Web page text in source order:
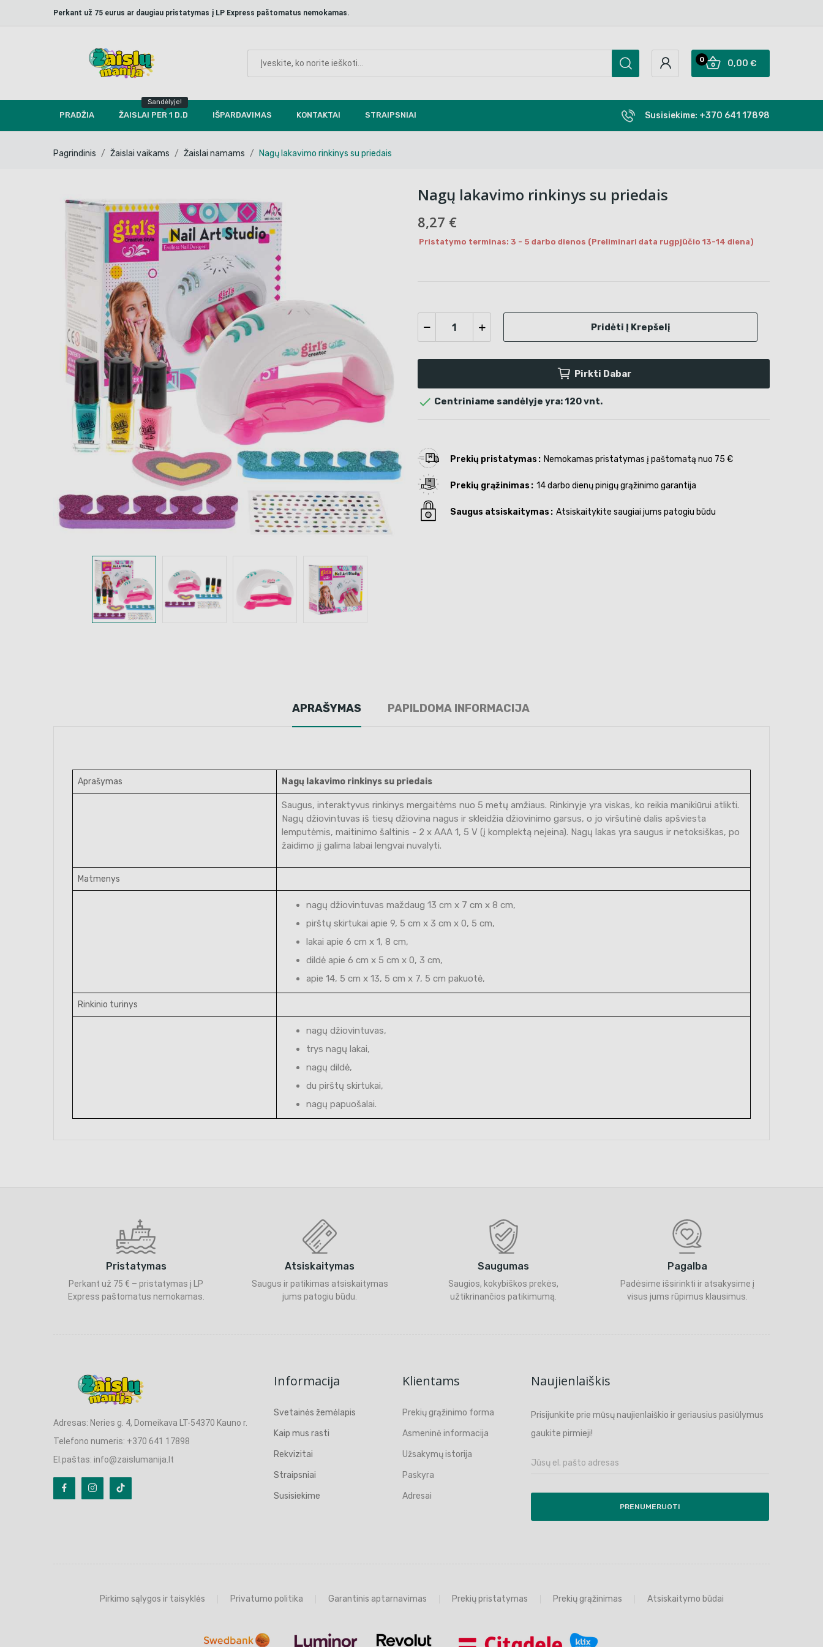
Perkant už 75 eurus ar daugiau pristatymas į LP Express paštomatus nemokamas.
0,00 €
0
PRADŽIA ŽAISLAI PER 1 D.D
Sandėlyje!
IŠPARDAVIMAS KONTAKTAI STRAIPSNIAI Susisiekime: +370 641 17898
Pagrindinis Žaislai vaikams Žaislai namams Nagų lakavimo rinkinys su priedais
Nagų lakavimo rinkinys su priedais
8,27 €
Pristatymo terminas: 3 - 5 darbo dienos (Preliminari data rugpjūčio 13-14 diena)
Pridėti Į Krepšelį
Pirkti Dabar
 Centriniame sandėlyje yra: 120 vnt.
Prekių pristatymas Nemokamas pristatymas į paštomatą nuo 75 €
Prekių grąžinimas 14 darbo dienų pinigų grąžinimo garantija
Saugus atsiskaitymas Atsiskaitykite saugiai jums patogiu būdu
APRAŠYMAS PAPILDOMA INFORMACIJA
Aprašymas Nagų lakavimo rinkinys su priedais
Saugus, interaktyvus rinkinys mergaitėms nuo 5 metų amžiaus. Rinkinyje yra viskas, ko reikia manikiūrui atlikti.
Nagų džiovintuvas iš tiesų džiovina nagus ir skleidžia džiovinimo garsus, o jo viršutinė dalis apšviesta
lemputėmis, maitinimo šaltinis - 2 x AAA 1, 5 V (į komplektą neįeina). Nagų lakas yra saugus ir netoksiškas, po
žaidimo jį galima labai lengvai nuvalyti.
Matmenys
nagų džiovintuvas maždaug 13 cm x 7 cm x 8 cm,
pirštų skirtukai apie 9, 5 cm x 3 cm x 0, 5 cm,
lakai apie 6 cm x 1, 8 cm,
dildė apie 6 cm x 5 cm x 0, 3 cm,
apie 14, 5 cm x 13, 5 cm x 7, 5 cm pakuotė,
Rinkinio turinys
nagų džiovintuvas,
trys nagų lakai,
nagų dildė,
du pirštų skirtukai,
nagų papuošalai.
Pristatymas
Perkant už 75 € – pristatymas į LP
Express paštomatus nemokamas.
Atsiskaitymas
Saugus ir patikimas atsiskaitymas
jums patogiu būdu.
Saugumas
Saugios, kokybiškos prekės,
užtikrinančios patikimumą.
Pagalba
Padėsime išsirinkti ir atsakysime į
visus jums rūpimus klausimus.
Adresas: Neries g. 4, Domeikava LT-54370 Kauno r.
Telefono numeris: +370 641 17898
El.paštas: info@zaislumanija.lt
Informacija
Svetainės žemėlapis
Kaip mus rasti
Rekvizitai
Straipsniai
Susisiekime
Klientams
Prekių grąžinimo forma
Asmeninė informacija
Užsakymų istorija
Paskyra
Adresai
Naujienlaiškis
Prisijunkite prie mūsų naujienlaiškio ir geriausius pasiūlymus
gaukite pirmieji!
PRENUMERUOTI
Pirkimo sąlygos ir taisyklės Privatumo politika Garantinis aptarnavimas Prekių pristatymas Prekių grąžinimas Atsiskaitymo būdai